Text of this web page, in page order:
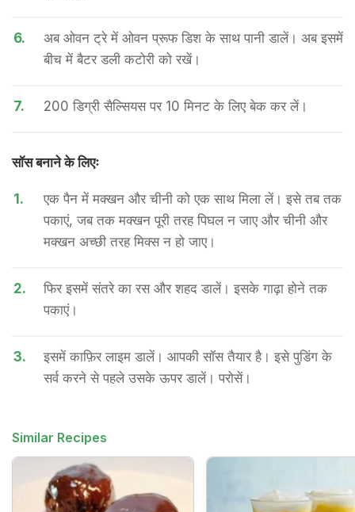
6.
अब ओवन ट्रे में ओवन प्रूफ डिश के साथ पानी डालें। अब इसमें
बीच में बैटर डली कटोरी को रखें।
7. 200 डिग्री सैल्सियस पर 10 मिनट के लिए बेक कर लें।
सॉस बनाने के लिएः
1.
एक पैन में मक्खन और चीनी को एक साथ मिला लें। इसे तब तक
पकाएं, जब तक मक्खन पूरी तरह पिघल न जाए और चीनी और
मक्खन अच्छी तरह मिक्स न हो जाए।
2.
फिर इसमें संतरे का रस और शहद डालें। इसके गाढ़ा होने तक
पकाएं।
3.
इसमें काफ़िर लाइम डालें। आपकी सॉस तैयार है। इसे पुडिंग के
सर्व करने से पहले उसके ऊपर डालें। परोसें।
Similar Recipes